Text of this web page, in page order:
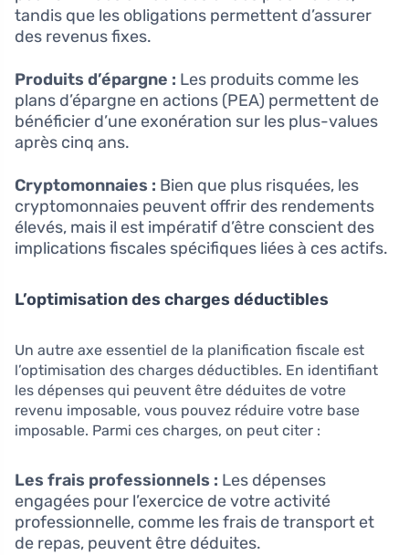
tandis que les obligations permettent d’assurer
des revenus fixes.
Produits d’épargne : Les produits comme les
plans d’épargne en actions (PEA) permettent de
bénéficier d’une exonération sur les plus-values
après cinq ans.
Cryptomonnaies : Bien que plus risquées, les
cryptomonnaies peuvent offrir des rendements
élevés, mais il est impératif d’être conscient des
implications fiscales spécifiques liées à ces actifs.
L’optimisation des charges déductibles
Un autre axe essentiel de la planification fiscale est
l’optimisation des charges déductibles. En identifiant
les dépenses qui peuvent être déduites de votre
revenu imposable, vous pouvez réduire votre base
imposable. Parmi ces charges, on peut citer :
Les frais professionnels : Les dépenses
engagées pour l’exercice de votre activité
professionnelle, comme les frais de transport et
de repas, peuvent être déduites.